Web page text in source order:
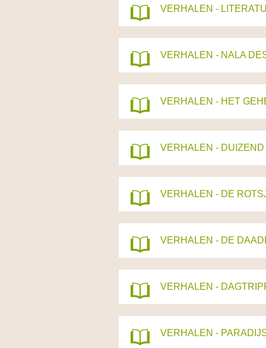
VERHALEN -
VERHALEN - NALA
VERHALEN - HET
VERHALEN -
VERHALEN - DE
VERHALEN - DE
VERHALEN -
VERHALEN -